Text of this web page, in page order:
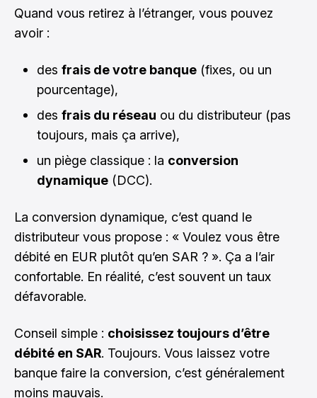
Quand vous retirez à l’étranger, vous pouvez
avoir :
des frais de votre banque (fixes, ou un
pourcentage),
des frais du réseau ou du distributeur (pas
toujours, mais ça arrive),
un piège classique : la conversion
dynamique (DCC).
La conversion dynamique, c’est quand le
distributeur vous propose : « Voulez vous être
débité en EUR plutôt qu’en SAR ? ». Ça a l’air
confortable. En réalité, c’est souvent un taux
défavorable.
Conseil simple : choisissez toujours d’être
débité en SAR. Toujours. Vous laissez votre
banque faire la conversion, c’est généralement
moins mauvais.